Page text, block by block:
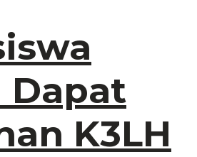
Dapat
K3LH